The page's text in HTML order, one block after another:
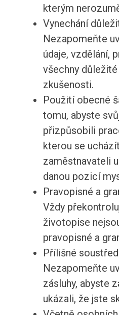
kterým
Vynechání
Nezapomeňte
údaje, vzdělání,
všechny
zkušenosti.
Použití obecné
tomu, abyste
přizpůsobili
kterou se
zaměstnavateli
danou pozicí
Pravopisné a
Vždy
životopise
pravopisné a
Přílišné
Nezapomeňte
zásluhy, abyste
ukázali, že jste